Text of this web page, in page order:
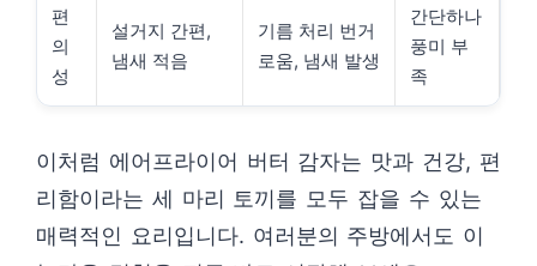
편
의
성
설거지 간편,
냄새 적음
기름 처리 번거
로움, 냄새 발생
간단하나
풍미 부
족
이처럼 에어프라이어 버터 감자는 맛과 건강, 편
리함이라는 세 마리 토끼를 모두 잡을 수 있는
매력적인 요리입니다. 여러분의 주방에서도 이